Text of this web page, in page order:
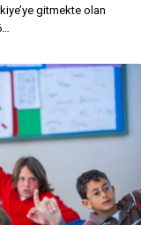
gitmekte olan